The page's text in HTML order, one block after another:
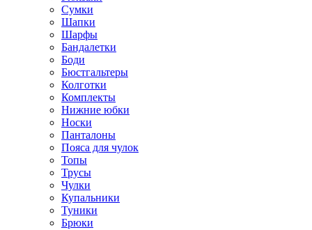
Сумки
Шапки
Шарфы
Бандалетки
Боди
Бюстгальтеры
Колготки
Комплекты
Нижние юбки
Носки
Панталоны
Поясa для чулок
Топы
Трусы
Чулки
Купальники
Туники
Брюки